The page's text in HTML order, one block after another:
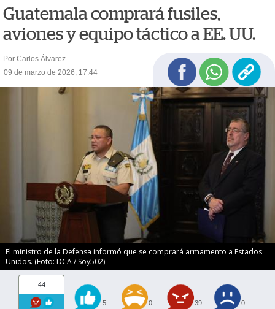
Guatemala comprará fusiles,
aviones y equipo táctico a EE. UU.
Por Carlos Álvarez
09 de marzo de 2026, 17:44
El ministro de la Defensa informó que se comprará armamento a Estados
Unidos. (Foto: DCA / Soy502)
44
5 0 39 0